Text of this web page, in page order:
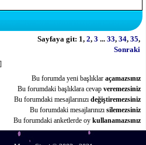
Sayfaya git: 1, 2, 3 ... 33, 34, 35,
Sonraki
Bu forumda yeni başlıklar açamazsınız
Bu forumdaki başlıklara cevap veremezsiniz
Bu forumdaki mesajlarınızı değiştiremezsiniz
Bu forumdaki mesajlarınızı silemezsiniz
Bu forumdaki anketlerde oy kullanamazsınız